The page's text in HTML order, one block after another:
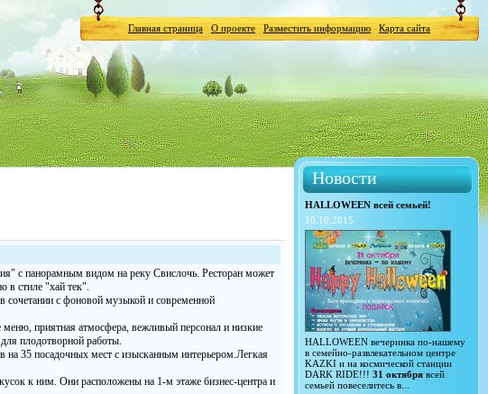
Главная страница О проекте Разместить информацию Карта сайта
с панорамным видом на реку Свислочь. Ресторан может
в стиле "хай тек".
сочетании с фоновой музыкой и современной
приятная атмосфера, вежливый персонал и низкие
плодотворной работы.
на 35 посадочных мест с изысканным интерьером.Легкая
к ним. Они расположены на 1-м этаже бизнес-центра и
Новости
HALLOWEEN всей семьей!
10.10.2015
HALLOWEEN вечеринка по-нашему
в семейно-развлекательном центре
KAZKI и на космической станции
DARK RIDE!!! 31 октября всей
семьей повеселитесь в...